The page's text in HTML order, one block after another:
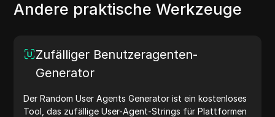
Andere praktische Werkzeuge
Zufälliger Benutzeragenten-
Generator
Der Random User Agents Generator ist ein kostenloses
Tool, das zufällige User-Agent-Strings für Plattformen